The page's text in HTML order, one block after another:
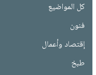
كل المواضيع
فنون
إقتصاد وأعمال
طبخ